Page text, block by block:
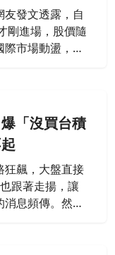
發文透露，自
剛進場，股價隨
市場動盪，讓
人熱議。
「沒買台積
狂飆，大盤直接
跟著走揚，讓
消息頻傳。然